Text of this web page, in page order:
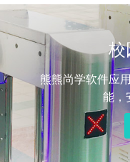
校
熊熊尚学软件应
能，